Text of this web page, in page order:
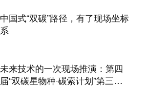
中国式“双碳”路径，有了现场坐标
系
未来技术的一次现场推演：第四
届“双碳星物种·碳索计划”第三站